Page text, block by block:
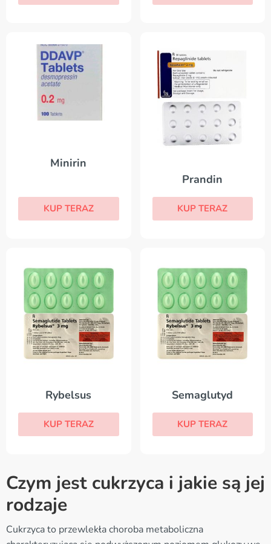
Minirin
KUP TERAZ
Prandin
KUP TERAZ
Rybelsus
KUP TERAZ
Semaglutyd
KUP TERAZ
Czym jest cukrzyca i jakie są jej
rodzaje
Cukrzyca to przewlekła choroba metaboliczna